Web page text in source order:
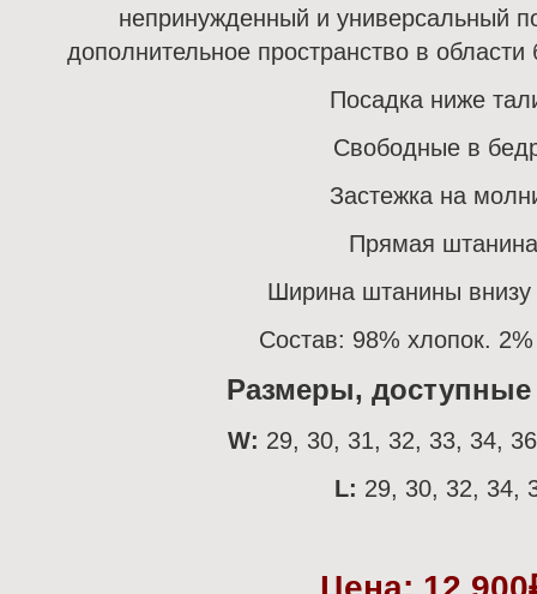
непринужденный и универсальный
дополнительное пространство в
Посадка ниже
Свободные в
Застежка на
Прямая штанина
Ширина штанины внизу
Состав: 98% хлопок.
Размеры, доступные
W: 29, 30, 31, 32, 33, 34,
L: 29, 30, 32, 34,